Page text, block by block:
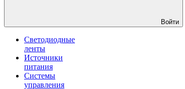
Войти
Светодиодные
ленты
Источники
питания
Системы
управления